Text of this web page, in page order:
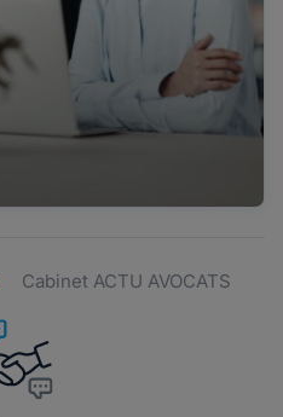
Cabinet ACTU AVOCATS